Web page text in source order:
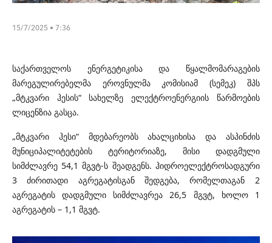
15/7/2025 • 7:36
საქართველოს ენერგეტიკისა და წყალმომარაგების
მარეგულირებელმა ეროვნულმა კომისიამ (სემეკ) შპს
„მტკვარი ჰესის“ სახელზე ელექტროენერგიის წარმოების
ლიცენზია გასცა.
„მტკვარი ჰესი“ მდებარეობს ახალციხისა და ასპინძის
მუნიციპალიტეტების ტერიტორიაზე, მისი დადგმული
სიმძლავრე 54,1 მგვტ-ს შეადგენს. ჰიდროელექტროსადგური
3 ძირითადი აგრეგატისგან შედგება, რომელთაგან 2
აგრეგატის დადგმული სიმძლავრეა 26,5 მგვტ, ხოლო 1
აგრეგატის – 1,1 მგვტ.